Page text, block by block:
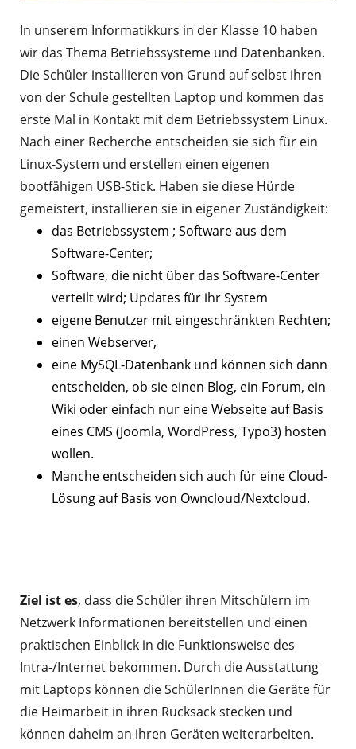
In unserem Informatikkurs in der Klasse 10 haben
wir das Thema Betriebssysteme und Datenbanken.
Die Schüler installieren von Grund auf selbst ihren
von der Schule gestellten Laptop und kommen das
erste Mal in Kontakt mit dem Betriebssystem Linux.
Nach einer Recherche entscheiden sie sich für ein
Linux-System und erstellen einen eigenen
bootfähigen USB-Stick. Haben sie diese Hürde
gemeistert, installieren sie in eigener Zuständigkeit:
das Betriebssystem ; Software aus dem
Software-Center;
Software, die nicht über das Software-Center
verteilt wird; Updates für ihr System
eigene Benutzer mit eingeschränkten Rechten;
einen Webserver,
eine MySQL-Datenbank und können sich dann
entscheiden, ob sie einen Blog, ein Forum, ein
Wiki oder einfach nur eine Webseite auf Basis
eines CMS (Joomla, WordPress, Typo3) hosten
wollen.
Manche entscheiden sich auch für eine Cloud-
Lösung auf Basis von Owncloud/Nextcloud.
Ziel ist es, dass die Schüler ihren Mitschülern im
Netzwerk Informationen bereitstellen und einen
praktischen Einblick in die Funktionsweise des
Intra-/Internet bekommen. Durch die Ausstattung
mit Laptops können die SchülerInnen die Geräte für
die Heimarbeit in ihren Rucksack stecken und
können daheim an ihren Geräten weiterarbeiten.